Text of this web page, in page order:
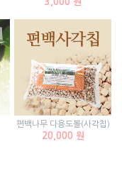
편백나무 다용도볼(사각칩)
20,000 원